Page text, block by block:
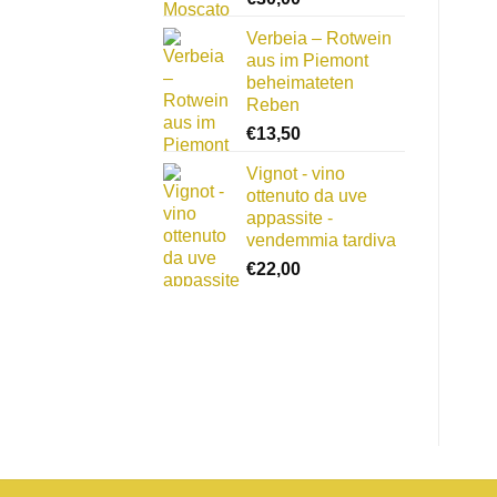
Verbeia – Rotwein
aus im Piemont
beheimateten
Reben
€13,50
Vignot - vino
ottenuto da uve
appassite -
vendemmia tardiva
€22,00